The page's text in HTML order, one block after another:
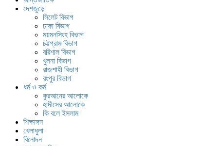
দেশজুড়ে
সিলেট বিভাগ
ঢাকা বিভাগ
ময়মনসিংহ বিভাগ
চট্টগ্রাম বিভাগ
বরিশাল বিভাগ
খুলনা বিভাগ
রাজশাহী বিভাগ
রংপুর বিভাগ
ধর্ম ও কর্ম
কুরআনের আলোকে
হাদীসের আলোকে
কি বলে ইসলাম
শিক্ষাঙ্গন
খেলাধুলা
বিনোদন